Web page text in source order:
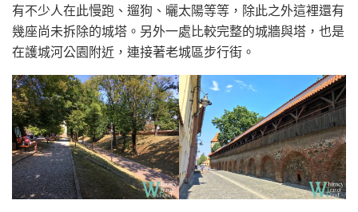
有不少人在此慢跑、遛狗、曬太陽等等，除此之外這裡還有
幾座尚未拆除的城塔。另外一處比較完整的城牆與塔，也是
在護城河公園附近，連接著老城區步行街。